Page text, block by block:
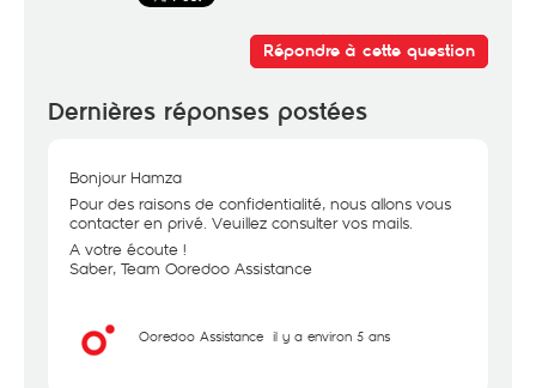
Répondre à cette question
Dernières réponses postées
Bonjour Hamza
Pour des raisons de confidentialité, nous allons vous
contacter en privé. Veuillez consulter vos mails.
A votre écoute !
Saber, Team Ooredoo Assistance
Ooredoo Assistance il y a environ 5 ans